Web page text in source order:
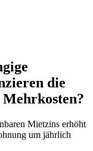
die
Mehrkosten?
Mietzins erhöht
um jährlich